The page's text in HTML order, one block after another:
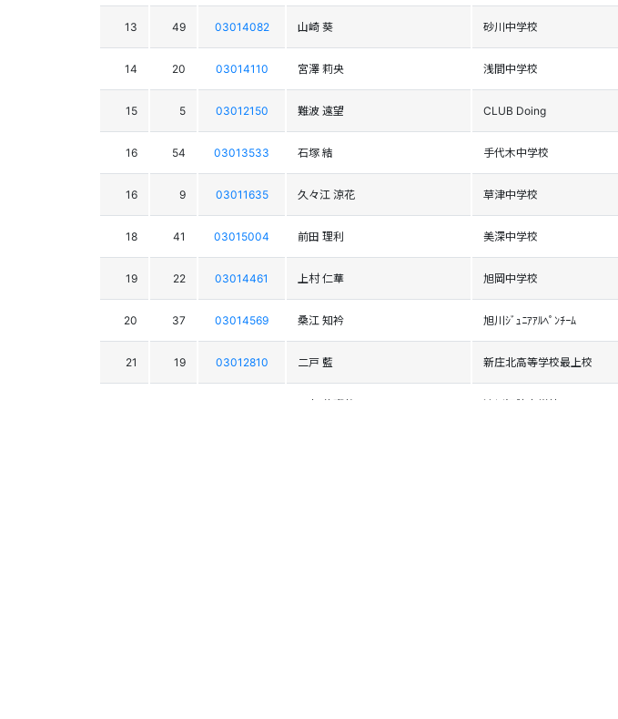
13 49 03014082 山崎 葵 砂川中学校
14 20 03014110 宮澤 莉央 浅間中学校
15 5 03012150 難波 遠望 CLUB Doing
16 54 03013533 石塚 結 手代木中学校
16 9 03011635 久々江 涼花 草津中学校
18 41 03015004 前田 理利 美深中学校
19 22 03014461 上村 仁華 旭岡中学校
20 37 03014569 桑江 知衿 旭川ｼﾞｭﾆｱｱﾙﾍﾟﾝﾁｰﾑ
21 19 03012810 二戸 藍 新庄北高等学校最上校
石丸 芽瑠萌 滝川江陵中学校